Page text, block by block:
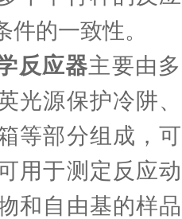
的一致性。
反应器主要由
光源保护冷阱
等部分组成，
用于测定反应
和自由基的样